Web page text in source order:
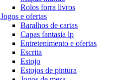
Rolos forra livros
Jogos e ofertas
Baralhos de cartas
Capas fantasia lp
Entretenimento e ofertas
Escrita
Estojo
Estojos de pintura